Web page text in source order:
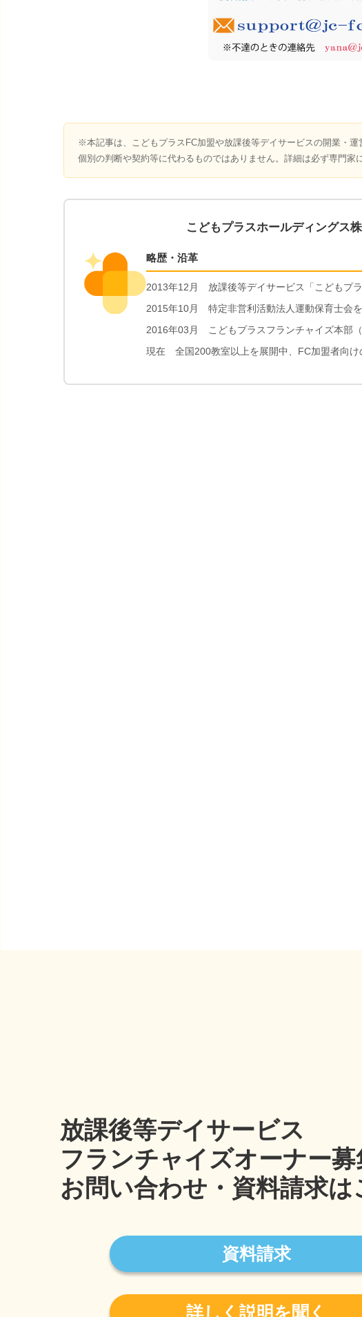
※本記事は、こどもプラスFC加盟や放課後等デイサービスの開業・
個別の判断や契約等に代わるものではありません。詳細は必ず専門家
こどもプラスホールディングス
略歴・沿革
2013年12月 放課後等デイサービス「こどもプ
2015年10月 特定非営利活動法人運動保育士会
2016年03月 こどもプラスフランチャイズ本部
現在 全国200教室以上を展開中、FC加盟者向け
放課後等デイサービス
フランチャイズオーナー募
お問い合わせ・資料請求は
資料請求
詳しく説明を聞く